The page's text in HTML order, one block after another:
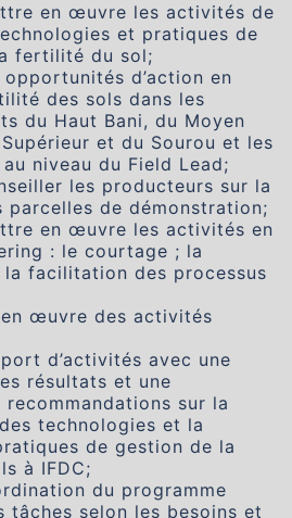
en œuvre les activités de
et pratiques de
fertilité du sol;
d’action en
des sols dans les
du Haut Bani, du Moyen
et du Sourou et les
niveau du Field Lead;
les producteurs sur la
parcelles de démonstration;
en œuvre les activités en
: le courtage ; la
facilitation des processus
œuvre des activités
d’activités avec une
résultats et une
sur la
technologies et la
de gestion de la
à IFDC;
du programme
tâches selon les besoins et